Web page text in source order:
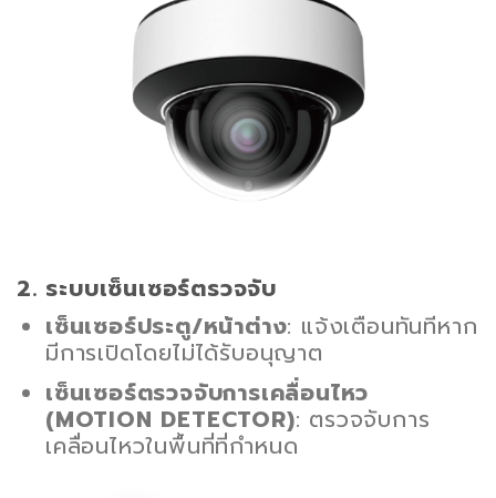
2. ระบบเซ็นเซอร์ตรวจจับ
เซ็นเซอร์ประตู/หน้าต่าง: แจ้งเตือนทันทีหาก
มีการเปิดโดยไม่ได้รับอนุญาต
เซ็นเซอร์ตรวจจับการเคลื่อนไหว
(MOTION DETECTOR): ตรวจจับการ
เคลื่อนไหวในพื้นที่ที่กำหนด